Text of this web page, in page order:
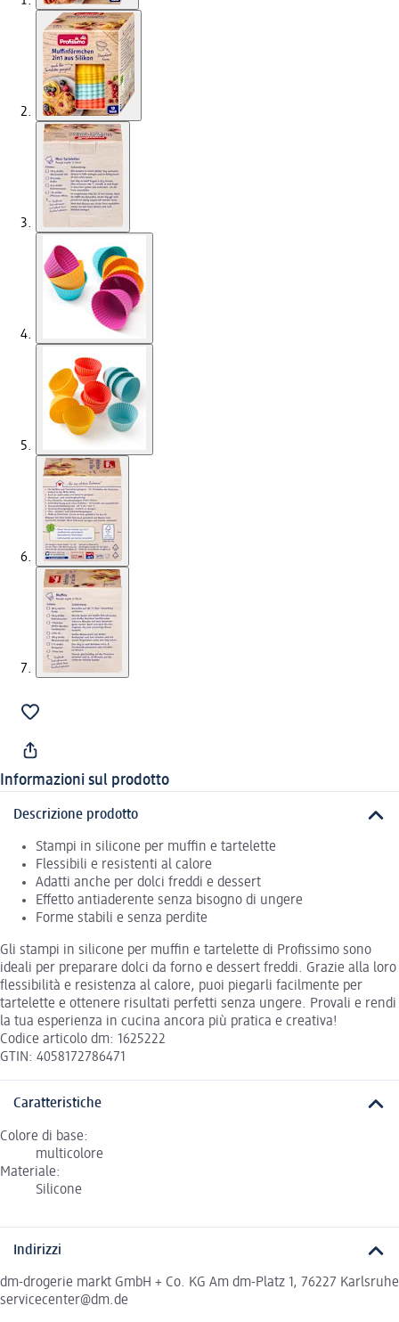
Informazioni sul prodotto
Descrizione prodotto
Stampi in silicone per muffin e tartelette
Flessibili e resistenti al calore
Adatti anche per dolci freddi e dessert
Effetto antiaderente senza bisogno di ungere
Forme stabili e senza perdite
Gli stampi in silicone per muffin e tartelette di Profissimo sono
ideali per preparare dolci da forno e dessert freddi. Grazie alla loro
flessibilità e resistenza al calore, puoi piegarli facilmente per
tartelette e ottenere risultati perfetti senza ungere. Provali e rendi
la tua esperienza in cucina ancora più pratica e creativa!
Codice articolo dm: 1625222
GTIN: 4058172786471
Caratteristiche
Colore di base:
multicolore
Materiale:
Silicone
Indirizzi
dm-drogerie markt GmbH + Co. KG Am dm-Platz 1, 76227 Karlsruhe
servicecenter@dm.de